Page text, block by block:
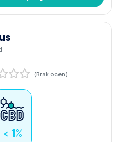
(Brak ocen)
< 1%